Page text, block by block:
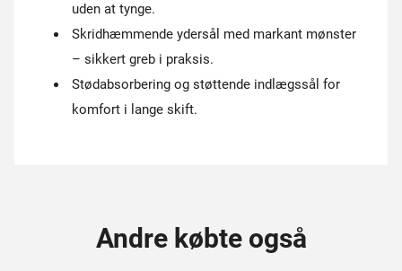
uden at tynge.
Skridhæmmende ydersål med markant mønster
– sikkert greb i praksis.
Stødabsorbering og støttende indlægssål for
komfort i lange skift.
Andre købte også